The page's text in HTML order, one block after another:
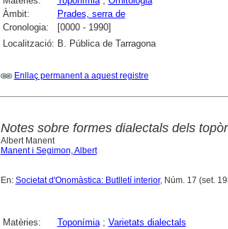
Àmbit:
Prades, serra de
Cronologia:
[0000 - 1990]
Localització: B. Pública de Tarragona
Enllaç permanent a aquest registre
Notes sobre formes dialectals dels
Albert Manent
Manent i Segimon, Albert
En: Societat d'Onomàstica: Butlletí interior, Núm. 17 (set.
Matèries: Toponímia; Varietats dialectals